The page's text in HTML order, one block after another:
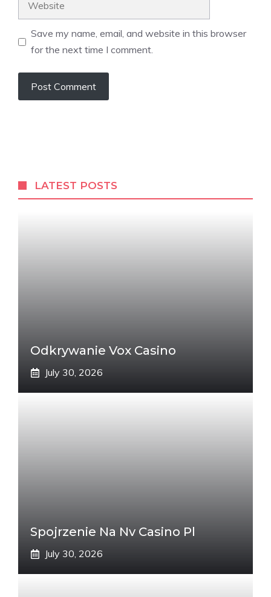
Save my name, email, and website in this browser
for the next time I comment.
LATEST POSTS
Odkrywanie Vox Casino
July 30, 2026
Spojrzenie Na Nv Casino Pl
July 30, 2026